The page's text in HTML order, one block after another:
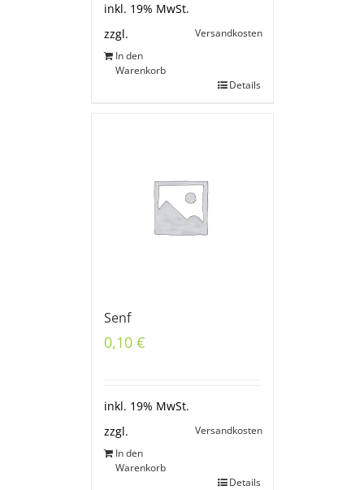
inkl. 19% MwSt.
zzgl.
Versandkosten
In den
Warenkorb
Details
Senf
0,10 €
inkl. 19% MwSt.
zzgl.
Versandkosten
In den
Warenkorb
Details